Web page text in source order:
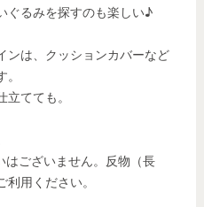
ぐるみを探すのも楽しい♪
ンは、クッションカバーなど
てても。
ございません。反物（長
用ください。